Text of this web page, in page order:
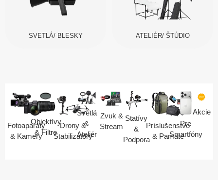
SVETLÁ/ BLESKY ATELIÉR/ ŠTÚDIO
Fotoaparáty
& Kamery
Objektívy
& Filtre
Drony &
Stabilizátory
Svetlá
&
Ateliér
Zvuk &
Stream
Statívy
&
Podpora
Príslušenstvo
& Pamäte
Pre
Smartfóny
Akcie